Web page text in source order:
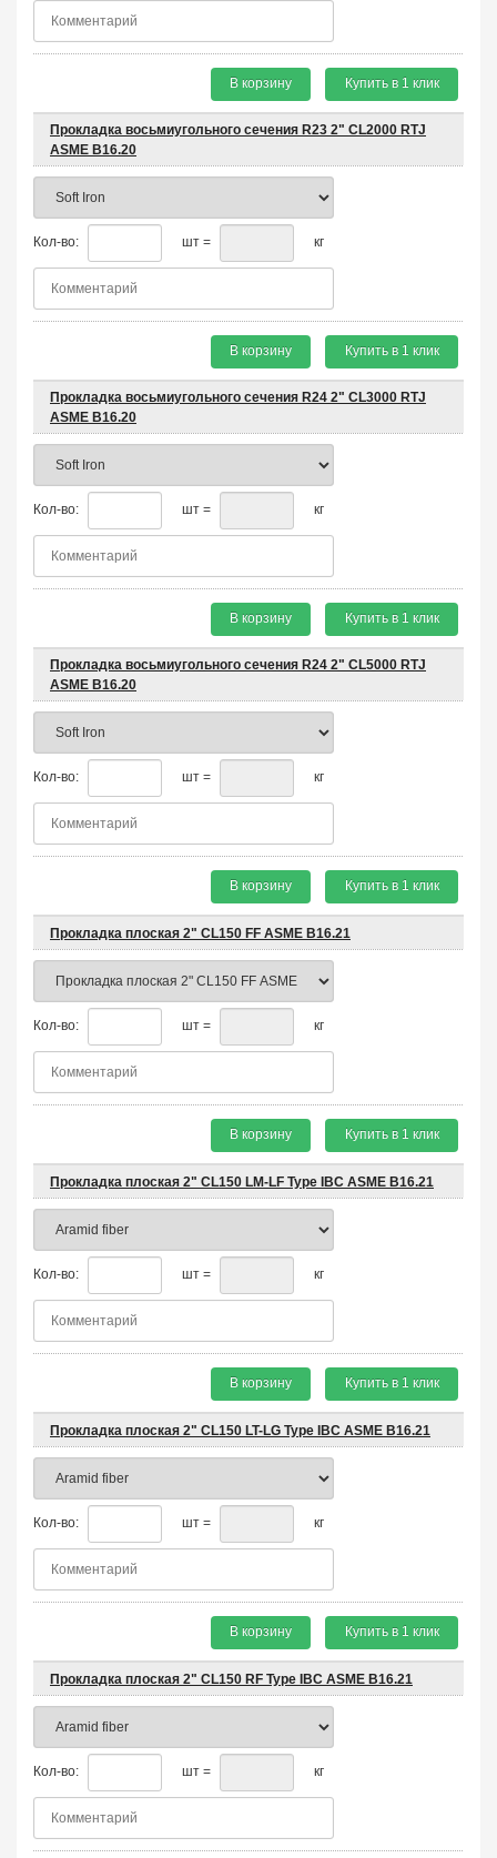
В корзину Купить в 1 клик
Прокладка восьмиугольного сечения R23 2" CL2000 RTJ
ASME B16.20
Кол-во: шт = кг
В корзину Купить в 1 клик
Прокладка восьмиугольного сечения R24 2" CL3000 RTJ
ASME B16.20
Кол-во: шт = кг
В корзину Купить в 1 клик
Прокладка восьмиугольного сечения R24 2" CL5000 RTJ
ASME B16.20
Кол-во: шт = кг
В корзину Купить в 1 клик
Прокладка плоская 2" CL150 FF ASME B16.21
Кол-во: шт = кг
В корзину Купить в 1 клик
Прокладка плоская 2" CL150 LM-LF Type IBC ASME B16.21
Кол-во: шт = кг
В корзину Купить в 1 клик
Прокладка плоская 2" CL150 LT-LG Type IBC ASME B16.21
Кол-во: шт = кг
В корзину Купить в 1 клик
Прокладка плоская 2" CL150 RF Type IBC ASME B16.21
Кол-во: шт = кг